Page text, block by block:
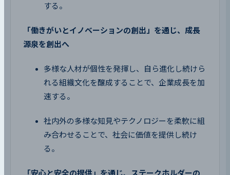
する。
「働きがいとイノベーションの創出」を通じ、成長
源泉を創出へ
多様な人材が個性を発揮し、自ら進化し続けら
れる組織文化を醸成することで、企業成長を加
速する。
社内外の多様な知見やテクノロジーを柔軟に組
み合わせることで、社会に価値を提供し続け
る。
「安心と安全の提供」を通じ、ステークホルダーの